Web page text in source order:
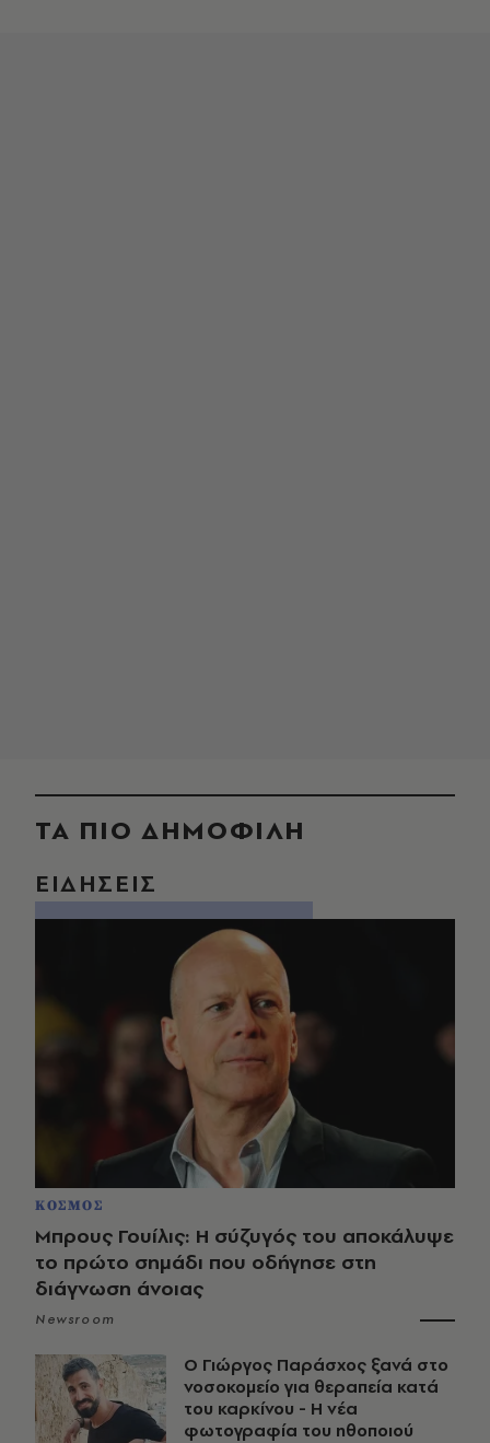
ΤΑ ΠΙΟ ΔΗΜΟΦΙΛΗ
ΕΙΔΗΣΕΙΣ
ΚΟΣΜΟΣ
Μπρους Γουίλις: Η σύζυγός του αποκάλυψε
το πρώτο σημάδι που οδήγησε στη
διάγνωση άνοιας
Newsroom
O Γιώργος Παράσχος ξανά στο
νοσοκομείο για θεραπεία κατά
του καρκίνου - Η νέα
φωτογραφία του ηθοποιού